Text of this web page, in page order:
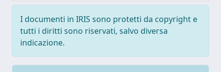
I documenti in IRIS sono protetti da copyright e
tutti i diritti sono riservati, salvo diversa
indicazione.